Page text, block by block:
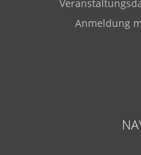
Anmeldung